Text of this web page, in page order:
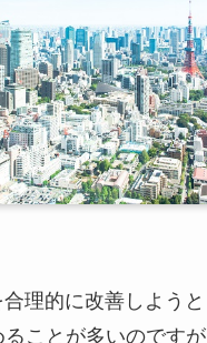
理的に改善しようと
ことが多いのですが